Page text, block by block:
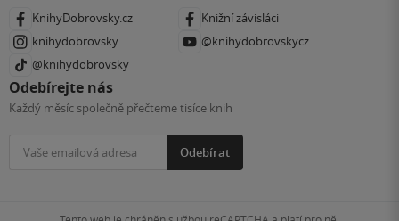
KnihyDobrovsky.cz
Knižní závisláci
knihydobrovsky
@knihydobrovskycz
@knihydobrovsky
Odebírejte nás
Každý měsíc společně přečteme tisíce knih
Odebírat